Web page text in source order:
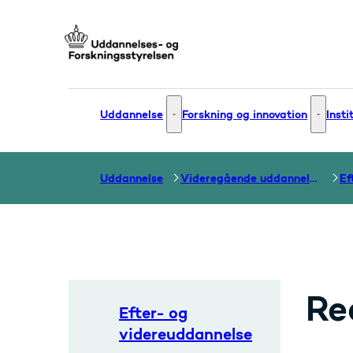
Uddannelse Uddannelse - Flere links
Forskning og innovation
Uddannelse Videregående uddannelser
Efter- og
videreuddannelse